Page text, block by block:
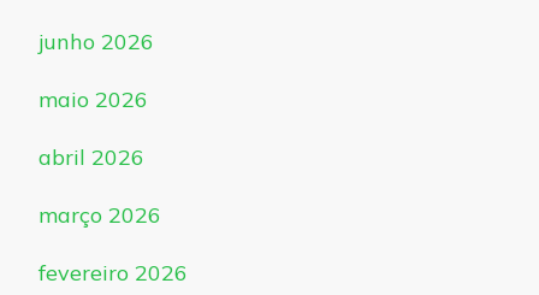
junho 2026
maio 2026
abril 2026
março 2026
fevereiro 2026